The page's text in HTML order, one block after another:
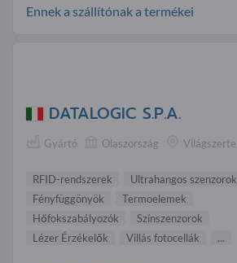
Ennek a szállítónak a termékei
DATALOGIC S.P.A.
Gyártó Olaszország Világszerte
RFID-rendszerek
Ultrahangos szenzorok
Fényfüggönyök
Termoelemek
Hőfokszabályozók
Színszenzorok
Lézer Érzékelők
Villás fotocellák ...